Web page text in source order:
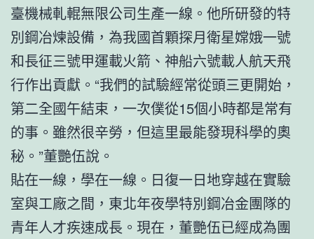
臺機械軋輥無限公司生產一線。他所研發的特
別鋼冶煉設備，為我國首顆探月衛星嫦娥一號
和長征三號甲運載火箭、神船六號載人航天飛
行作出貢獻。“我們的試驗經常從頭三更開始，
第二全國午結束，一次僕從15個小時都是常有
的事。雖然很辛勞，但這里最能發現科學的奧
秘。”董艷伍說。
貼在一線，學在一線。日復一日地穿越在實驗
室與工廠之間，東北年夜學特別鋼冶金團隊的
青年人才疾速成長。現在，董艷伍已經成為團